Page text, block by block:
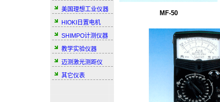
美国理想工业仪器
HIOKI日置电机
SHIMPO计测仪器
教学实验仪器
迈测激光测距仪
其它仪表
MF-50